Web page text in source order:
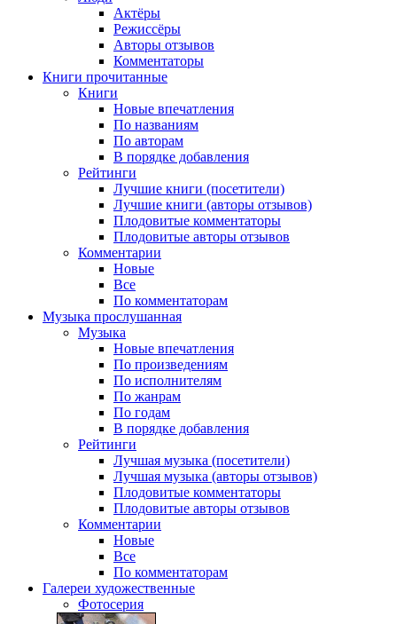
Актёры
Режиссёры
Авторы отзывов
Комментаторы
Книги прочитанные
Книги
Новые впечатления
По названиям
По авторам
В порядке добавления
Рейтинги
Лучшие книги (посетители)
Лучшие книги (авторы отзывов)
Плодовитые комментаторы
Плодовитые авторы отзывов
Комментарии
Новые
Все
По комментаторам
Музыка прослушанная
Музыка
Новые впечатления
По произведениям
По исполнителям
По жанрам
По годам
В порядке добавления
Рейтинги
Лучшая музыка (посетители)
Лучшая музыка (авторы отзывов)
Плодовитые комментаторы
Плодовитые авторы отзывов
Комментарии
Новые
Все
По комментаторам
Галереи художественные
Фотосерия